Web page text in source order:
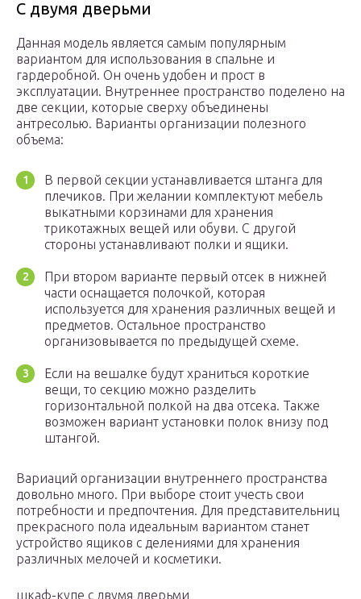
С двумя дверьми
Данная модель является самым популярным
вариантом для использования в спальне и
гардеробной. Он очень удобен и прост в
эксплуатации. Внутреннее пространство поделено на
две секции, которые сверху объединены
антресолью. Варианты организации полезного
объема:
В первой секции устанавливается штанга для
плечиков. При желании комплектуют мебель
выкатными корзинами для хранения
трикотажных вещей или обуви. С другой
стороны устанавливают полки и ящики.
При втором варианте первый отсек в нижней
части оснащается полочкой, которая
используется для хранения различных вещей и
предметов. Остальное пространство
организовывается по предыдущей схеме.
Если на вешалке будут храниться короткие
вещи, то секцию можно разделить
горизонтальной полкой на два отсека. Также
возможен вариант установки полок внизу под
штангой.
Вариаций организации внутреннего пространства
довольно много. При выборе стоит учесть свои
потребности и предпочтения. Для представительниц
прекрасного пола идеальным вариантом станет
устройство ящиков с делениями для хранения
различных мелочей и косметики.
шкаф-купе с двумя дверьми